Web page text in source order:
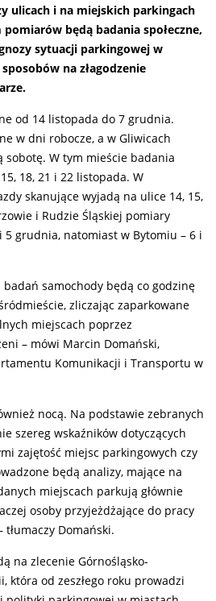
ulicach i na miejskich parkingach
będą badania społeczne,
sytuacji parkingowej w
na złagodzenie
od 14 listopada do 7 grudnia.
w dni robocze, a w Gliwicach
sobotę. W tym mieście badania
18, 21 i 22 listopada. W
skanujące wyjadą na ulice 14, 15,
i Rudzie Śląskiej pomiary
grudnia, natomiast w Bytomiu – 6 i
samochody będą co godzinę
zliczając zaparkowane
miejscach poprzez
– mówi Marcin Domański,
Komunikacji i Transportu w
nocą. Na podstawie zebranych
szereg wskaźników dotyczących
zajętość miejsc parkingowych czy
będą analizy, mające na
miejscach parkują głównie
osoby przyjeżdżające do pracy
tłumaczy Domański.
na zlecenie Górnośląsko-
która od zeszłego roku prowadzi